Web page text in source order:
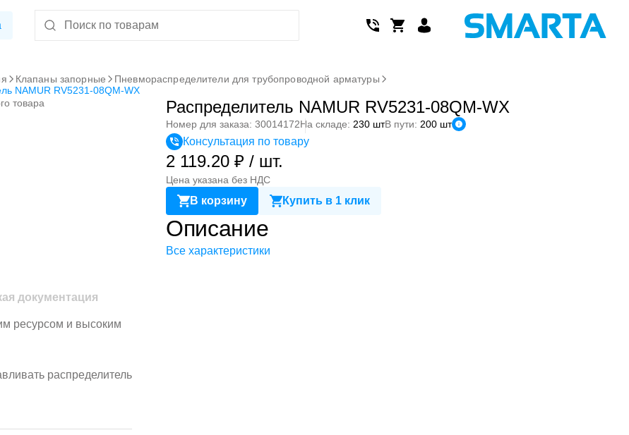
Клапаны запорные
Пневмораспределители для трубопроводной арматуры
NAMUR RV5231-08QM-WX
товара Распределитель NAMUR RV5231-08QM-WX
Номер для заказа: 30014172На складе: 230 штВ пути: 200 шт
Консультация по товару
2 119.20 ₽ / шт.
Цена указана без НДС
В корзину Купить в 1 клик
Описание
Все характеристики
документация
ресурсом и высоким
распределитель